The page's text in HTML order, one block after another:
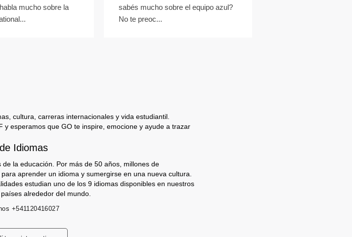
mucho sobre la
sabés mucho sobre el equipo azul?
No te preoc...
cultura, carreras internacionales y vida estudiantil.
y esperamos que GO te inspire, emocione y ayude a trazar
Idiomas
la educación. Por más de 50 años, millones de
aprender un idioma y sumergirse en una nueva cultura.
estudian uno de los 9 idiomas disponibles en nuestros
alrededor del mundo.
+541120416027